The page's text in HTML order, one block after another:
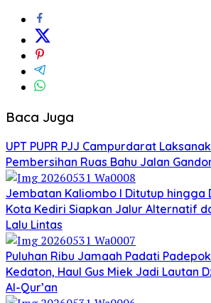
Baca Juga
UPT PUPR PJJ Campurdarat
Pembersihan Ruas Bahu Jalan
Jembatan Kaliombo I Ditutup hingga
Kota Kediri Siapkan Jalur Alternatif
Lalu Lintas
Puluhan Ribu Jamaah Padati
Kedaton, Haul Gus Miek Jadi Lautan
Al-Qur’an